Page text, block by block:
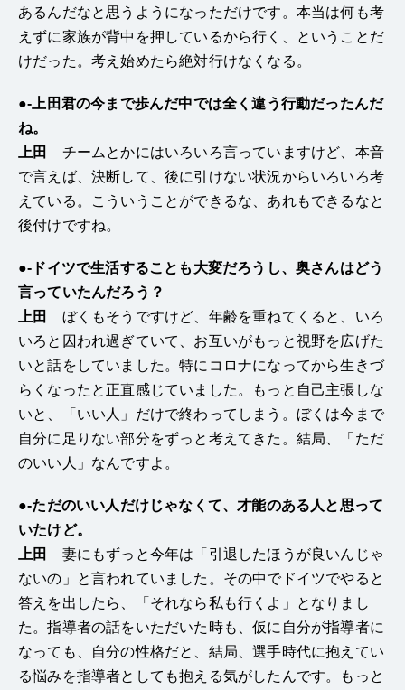
あるんだなと思うようになっただけです。本当は何も考
えずに家族が背中を押しているから行く、ということだ
けだった。考え始めたら絶対行けなくなる。
●-上田君の今まで歩んだ中では全く違う行動だったんだ
ね。
上田
チームとかにはいろいろ言っていますけど、本音
で言えば、決断して、後に引けない状況からいろいろ考
えている。こういうことができるな、あれもできるなと
後付けですね。
●-ドイツで生活することも大変だろうし、奥さんはどう
言っていたんだろう？
上田
ぼくもそうですけど、年齢を重ねてくると、いろ
いろと囚われ過ぎていて、お互いがもっと視野を広げた
いと話をしていました。特にコロナになってから生きづ
らくなったと正直感じていました。もっと自己主張しな
いと、「いい人」だけで終わってしまう。ぼくは今まで
自分に足りない部分をずっと考えてきた。結局、「ただ
のいい人」なんですよ。
●-ただのいい人だけじゃなくて、才能のある人と思って
いたけど。
上田
妻にもずっと今年は「引退したほうが良いんじゃ
ないの」と言われていました。その中でドイツでやると
答えを出したら、「それなら私も行くよ」となりまし
た。指導者の話をいただいた時も、仮に自分が指導者に
なっても、自分の性格だと、結局、選手時代に抱えてい
る悩みを指導者としても抱える気がしたんです。もっと